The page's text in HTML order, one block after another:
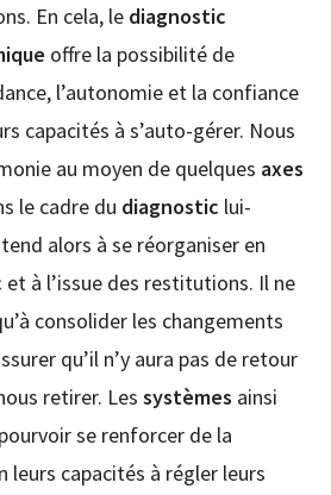
En cela, le diagnostic
offre la possibilité de
l’autonomie et la confiance
capacités à s’auto-gérer. Nous
au moyen de quelques axes
le cadre du diagnostic lui-
tend alors à se réorganiser en
et à l’issue des restitutions. Il ne
consolider les changements
qu’il n’y aura pas de retour
retirer. Lessystèmes ainsi
se renforcer de la
leurs capacités à régler leurs